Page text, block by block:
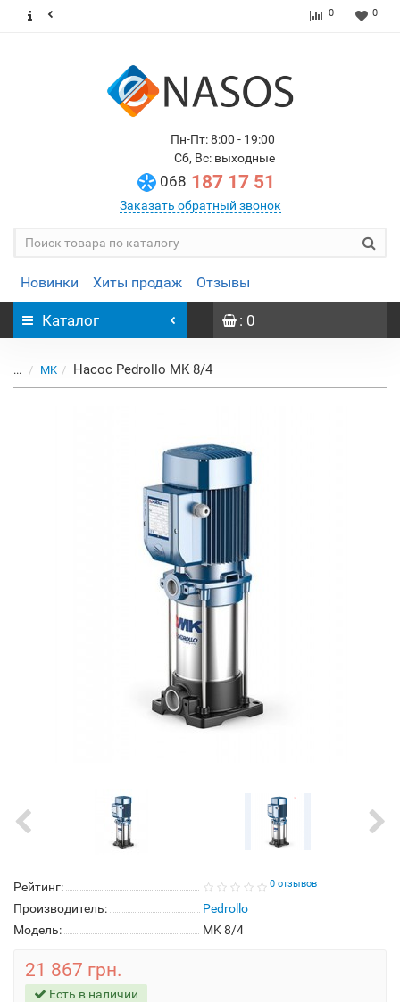
0 0
Пн-Пт: 8:00 - 19:00
Сб, Вс: выходные
068 187 17 51
Заказать обратный звонок
Новинки Хиты продаж Отзывы
Каталог : 0
... MK Насос Pedrollo MK 8/4
Рейтинг: 0 отзывов
Производитель:
Pedrollo
Модель:
MK 8/4
21 867 грн.
Есть в наличии